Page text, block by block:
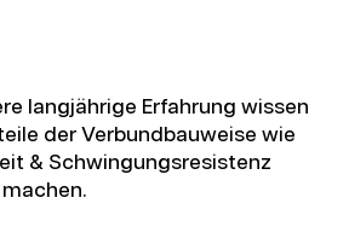
langjährige Erfahrung wissen
der Verbundbauweise wie
& Schwingungsresistenz